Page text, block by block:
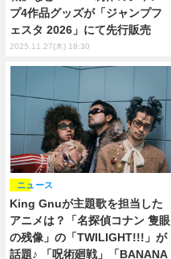
プ4作品グッズが「ジャンプフ
ェスタ 2026」にて先行販売
2025.11.27(木) 18:30
King Gnuが主題歌を担当した
アニメは？「名探偵コナン 隻眼
の残像」の「TWILIGHT!!!」が
話題♪ 「呪術廻戦」「BANANA
ニュース